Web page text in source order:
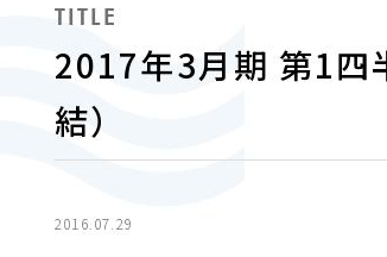
TITLE
2017年3月期 第1四
結）
2016.07.29